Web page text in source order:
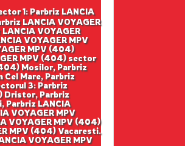
1: Parbriz LANCIA
LANCIA VOYAGER
VOYAGER
VOYAGER MPV
MPV (404)
MPV (404) sector
Mosilor, Parbriz
Cel Mare, Parbriz
3: Parbriz
Dristor, Parbriz
Parbriz LANCIA
VOYAGER MPV
VOYAGER MPV (404)
MPV (404) Vacaresti.
VOYAGER MPV